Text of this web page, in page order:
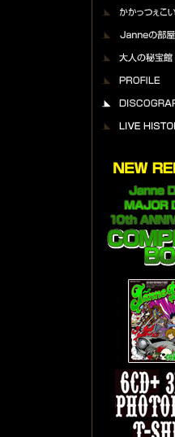
かかっつぇこいや
ジャンヌの部屋
大人の秘宝館
PROFILE
DISCOGRAPHY
HISTORY